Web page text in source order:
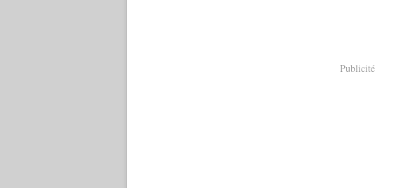
Publicité